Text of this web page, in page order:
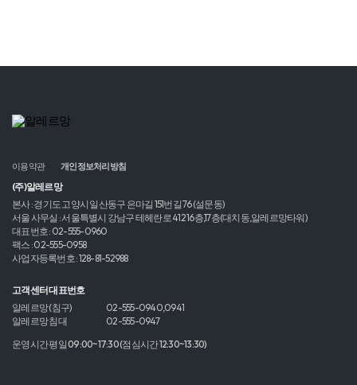
이용약관 개인정보처리방침
(주)알레르망
본사 : 경기도 고양시 일산동구 은마길 151번길 76 (설문동)
서울 사무실 : 서울특별시 강남구 테헤란로 412 16층,17층(대치동,알레르망타워)
대표번호 : 02-555-0960
팩스 : 02-555-0958
사업자등록번호 : 128-81-52988
고객센터 대표번호
알레르망 (침구)
02-555-0940,0941
알레르망 침대
02-555-0947
운영시간 평일 09:00~17:30 (점심시간 12:30~13:30)